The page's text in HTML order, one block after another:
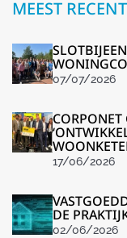
MEEST
07/07/2026
17/06/2026
DE
02/06/2026